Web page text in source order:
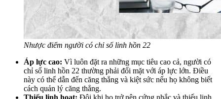
Nhược điểm người có chỉ số linh hồn 22
Áp lực cao: Vì luôn đặt ra những mục tiêu cao cả, người có
chỉ số linh hồn 22 thường phải đối mặt với áp lực lớn. Điều
này có thể dẫn đến căng thẳng và kiệt sức nếu họ không biết
cách quản lý căng thẳng.
Thiếu linh hoạt: Đôi khi họ trở nên cứng nhắc và thiếu linh